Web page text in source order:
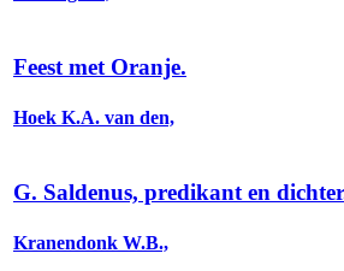
Feest met Oranje.
Hoek K.A. van den,
G. Saldenus, predikant en
Kranendonk W.B.,